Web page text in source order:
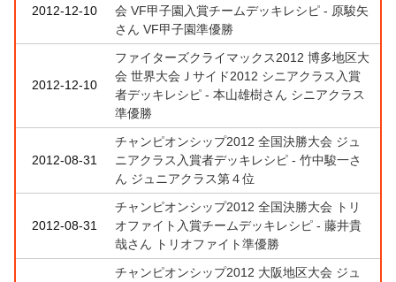
2012-12-10
会 VF甲子園入賞チームデッキレシピ - 原駿矢
さん VF甲子園準優勝
2012-12-10
ファイターズクライマックス2012 博多地区大
会 世界大会Ｊサイド2012 シニアクラス入賞
者デッキレシピ - 本山雄樹さん シニアクラス
準優勝
2012-08-31
チャンピオンシップ2012 全国決勝大会 ジュ
ニアクラス入賞者デッキレシピ - 竹中駿一さ
ん ジュニアクラス第４位
2012-08-31
チャンピオンシップ2012 全国決勝大会 トリ
オファイト入賞チームデッキレシピ - 藤井貴
哉さん トリオファイト準優勝
チャンピオンシップ2012 大阪地区大会 ジュ